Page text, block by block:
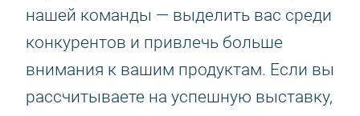
нашей команды — выделить вас среди
конкурентов и привлечь больше
внимания к вашим продуктам. Если вы
рассчитываете на успешную выставку,